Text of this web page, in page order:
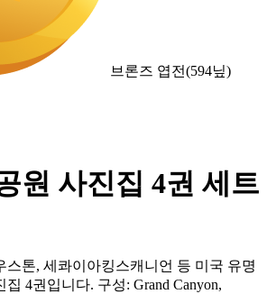
브론즈 엽전(594닢)
원 사진집 4권 세트
스톤, 세콰이아킹스캐니언 등 미국 유명
4권입니다. 구성: Grand Canyon,